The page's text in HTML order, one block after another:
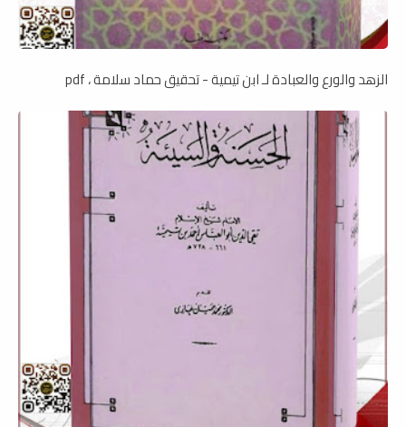
الزهد والورع والعبادة لـ ابن تيمية - تحقيق حماد سلامة ، pdf